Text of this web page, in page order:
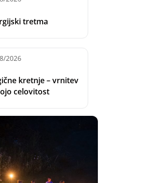
tretma
2026
kretnje – vrnitev
celovitost